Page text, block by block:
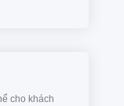
cho khách